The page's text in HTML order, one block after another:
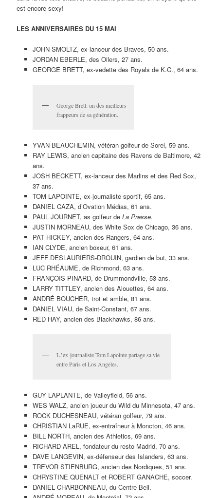
est encore sexy!
LES ANNIVERSAIRES DU 15 MAI
JOHN SMOLTZ, ex-lanceur des Braves, 50 ans.
JORDAN EBERLE, des Oilers, 27 ans.
GEORGE BRETT, ex-vedette des Royals de K.C., 64 ans.
George Brett: un des meilleurs
frappeurs de sa génération.
YVAN BEAUCHEMIN, vétéran golfeur de Sorel, 59 ans.
RAY LEWIS, ancien capitaine des Ravens de Baltimore, 42
ans.
JOSH BECKETT, ex-lanceur des Marlins et des Red Sox,
37 ans.
TOM LAPOINTE, ex-journaliste sportif, 65 ans.
DANIEL CAZA, d’Ovation Médias, 61 ans.
PAUL JOURNET, as golfeur de La Presse.
JUSTIN MORNEAU, des White Sox de Chicago, 36 ans.
PAT HICKEY, ancien des Rangers, 64 ans.
IAN CLYDE, ancien boxeur, 61 ans.
JEFF DESLAURIERS-DROUIN, gardien de but, 33 ans.
LUC RHÉAUME, de Richmond, 63 ans.
FRANÇOIS PINARD, de Drummondville, 53 ans.
LARRY TITTLEY, ancien des Alouettes, 64 ans.
ANDRÉ BOUCHER, trot et amble, 81 ans.
DANIEL VIAU, de Saint-Constant, 67 ans.
RED HAY, ancien des Blackhawks, 86 ans.
L.’ex-journaliste Tom Lapointe partage sa vie
entre Paris et Los Angeles.
GUY LAPLANTE, de Valleyfield, 56 ans.
WES WALZ, ancien joueur du Wild du Minnesota, 47 ans.
ROCK DUCHESNEAU, vétéran golfeur, 79 ans.
CHRISTIAN LaRUE, ex-entraîneur à Moncton, 46 ans.
BILL NORTH, ancien des Athletics, 69 ans.
RICHARD AREL, fondateur du resto Madrid, 70 ans.
DAVE LANGEVIN, ex-défenseur des Islanders, 63 ans.
TREVOR STIENBURG, ancien des Nordiques, 51 ans.
CHRYSTINE QUENALT et ROBERT GANACHE, soccer.
DANIEL CHARBONNEAU, du Centre Bell.